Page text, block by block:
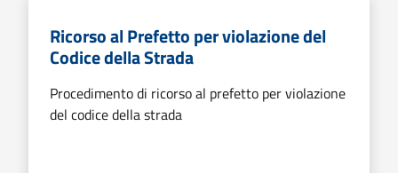
Ricorso al Prefetto per violazione del
Codice della Strada
Procedimento di ricorso al prefetto per violazione
del codice della strada